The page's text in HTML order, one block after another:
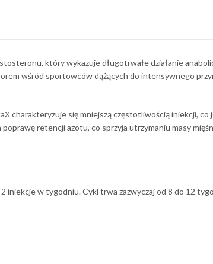
który wykazuje długotrwałe działanie
wśród sportowców dążących do intensywnego
charakteryzuje się mniejszą częstotliwością iniekcji,
retencji azotu, co sprzyja utrzymaniu masy
iniekcje w tygodniu. Cykl trwa zazwyczaj od 8 do 12